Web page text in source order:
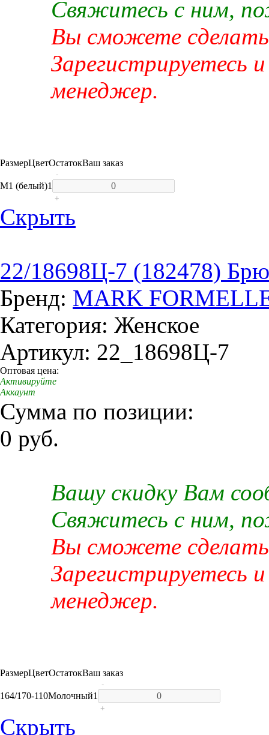
Свяжитесь с ним,
Вы сможете сделать
Зарегистрируетесь
менеджер.
РазмерЦветОстатокВаш заказ
M1 (белый)1
-
+
Скрыть
22/18698Ц-7 (182478)
Бренд: MARK
Категория: Женское
Артикул: 22_18698Ц-7
Оптовая цена:
Активируйте
Аккаунт
Сумма по позиции:
0 руб.
Вашу скидку Вам
Свяжитесь с ним,
Вы сможете сделать
Зарегистрируетесь
менеджер.
РазмерЦветОстатокВаш заказ
164/170-110Молочный1
-
+
Скрыть